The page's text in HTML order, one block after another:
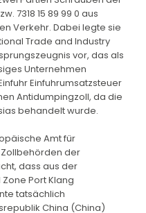
7318 15 89 99 0 aus
Verkehr. Dabei legte sie
Trade and Industry
vor, das als
Unternehmen
Einfuhrumsatzsteuer
Antidumpingzoll, da die
behandelt wurde.
Amt für
der
dass aus der
Port Klang
tatsächlich
China (China)